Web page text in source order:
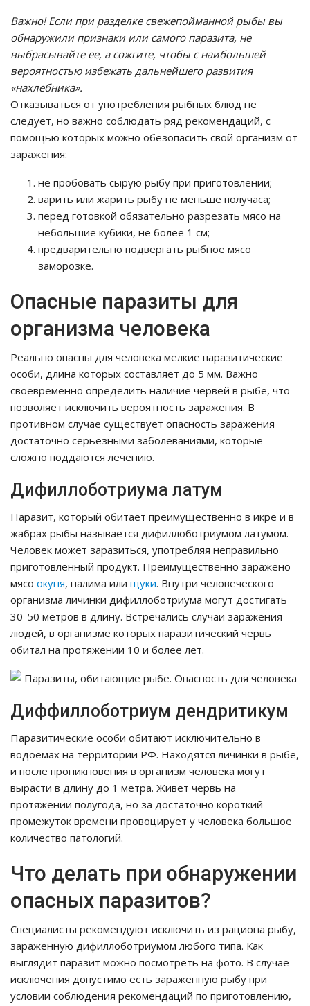
Важно! Если при разделке свежепойманной рыбы вы
обнаружили признаки или самого паразита, не
выбрасывайте ее, а сожгите, чтобы с наибольшей
вероятностью избежать дальнейшего развития
«нахлебника».
Отказываться от употребления рыбных блюд не
следует, но важно соблюдать ряд рекомендаций, с
помощью которых можно обезопасить свой организм от
заражения:
не пробовать сырую рыбу при приготовлении;
варить или жарить рыбу не меньше получаса;
перед готовкой обязательно разрезать мясо на
небольшие кубики, не более 1 см;
предварительно подвергать рыбное мясо
заморозке.
Опасные паразиты для
организма человека
Реально опасны для человека мелкие паразитические
особи, длина которых составляет до 5 мм. Важно
своевременно определить наличие червей в рыбе, что
позволяет исключить вероятность заражения. В
противном случае существует опасность заражения
достаточно серьезными заболеваниями, которые
сложно поддаются лечению.
Дифиллоботриума латум
Паразит, который обитает преимущественно в икре и в
жабрах рыбы называется дифиллоботриумом латумом.
Человек может заразиться, употребляя неправильно
приготовленный продукт. Преимущественно заражено
мясо окуня, налима или щуки. Внутри человеческого
организма личинки дифиллоботриума могут достигать
30-50 метров в длину. Встречались случаи заражения
людей, в организме которых паразитический червь
обитал на протяжении 10 и более лет.
Диффиллоботриум дендритикум
Паразитические особи обитают исключительно в
водоемах на территории РФ. Находятся личинки в рыбе,
и после проникновения в организм человека могут
вырасти в длину до 1 метра. Живет червь на
протяжении полугода, но за достаточно короткий
промежуток времени провоцирует у человека большое
количество патологий.
Что делать при обнаружении
опасных паразитов?
Специалисты рекомендуют исключить из рациона рыбу,
зараженную дифиллоботриумом любого типа. Как
выглядит паразит можно посмотреть на фото. В случае
исключения допустимо есть зараженную рыбу при
условии соблюдения рекомендаций по приготовлению,